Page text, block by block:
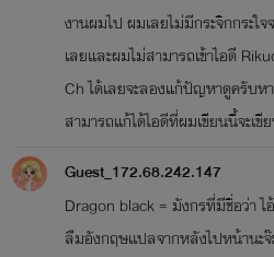
งานผมไป ผมเลยไม่มีกระจิกกระใจ
เลยและผมไม่สามารถเข้าไอดี
Ch ได้เลยจะลองแก้ปัญหาดูครับห
สามารถแก้ได้ไอดีที่ผมเขียนนี้จะเ
Guest_172.68.242.147
Dragon black = มังกรที่มีชื่อว่า ไ
ลืมอังกฤษเเปลจากหลังไปหน้านะจ๊